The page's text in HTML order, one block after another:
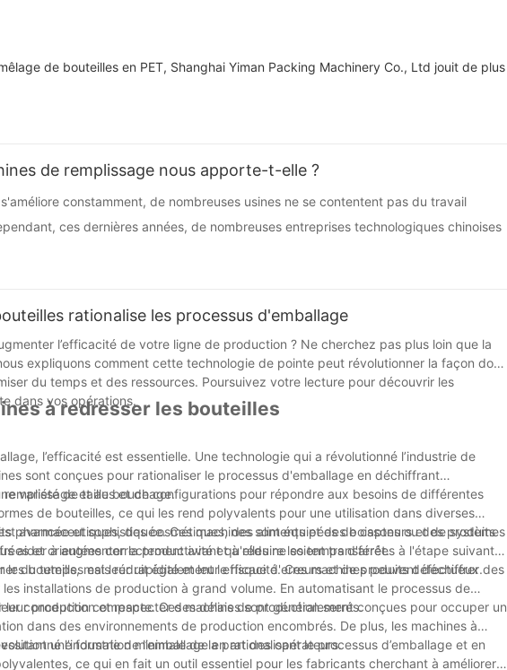
de bouteilles en PET, Shanghai Yiman Packing Machinery Co., Ltd jouit de plus
de remplissage nous apporte-t-elle ?
constamment, de nombreuses usines ne se contentent pas du travail
ces dernières années, de nombreuses entreprises technologiques chinoises
de nombreux équipements d'automatisation, ce qui a également placé
l’ensemble du marché de vente des machines de remplissage automatique. Son
en même temps la qualité de remplissage a été grandement améliorée, la
et de la vitesse, en même temps, elle réduit également considérablement notre
beaucoup de matériaux. Divers avantages ont apporté de grands
de l'entreprise, afin de réduire de nombreuses dépenses inutiles pour l'entreprise,
projets plus importants. C'est précisément à cause de l'existence d'équipements
dans le travail, mais aussi permettre à l'entreprise d'avoir plus de revenus, c'est
développement de la société. .
rationalise les processus d'emballage
l’efficacité de votre ligne de production ? Ne cherchez pas plus loin que la
expliquons comment cette technologie de pointe peut révolutionner la façon dont
du temps et des ressources. Poursuivez votre lecture pour découvrir les
dans vos opérations.
à redresser les bouteilles
l’efficacité est essentielle. Une technologie qui a révolutionné l’industrie de
sont conçues pour rationaliser le processus d'emballage en déchiffrant
et au bouchage.
variété de tailles et de configurations pour répondre aux besoins de différentes
de bouteilles, ce qui les rend polyvalents pour une utilisation dans diverses
pharmaceutiques, des cosmétiques, des aliments et des boissons ou des produits
aider à augmenter la productivité et à réduire les temps d'arrêt.
avancée et sophistiquée. Ces machines sont équipées de capteurs et de systèmes
et orientées correctement avant qu'elles ne soient transférées à l'étape suivante
du temps, mais réduit également le risque d'erreurs et de produits défectueux.
les bouteilles est leur rapidité et leur efficacité. Ces machines peuvent déchiffrer des
installations de production à grand volume. En automatisant le processus de
production et respecter des délais de production serrés.
conception compacte. Ces machines sont généralement conçues pour occuper un
dans des environnements de production encombrés. De plus, les machines à
une formation minimale de la part des opérateurs.
l’industrie de l’emballage en rationalisant le processus d’emballage et en
ce qui en fait un outil essentiel pour les fabricants cherchant à améliorer